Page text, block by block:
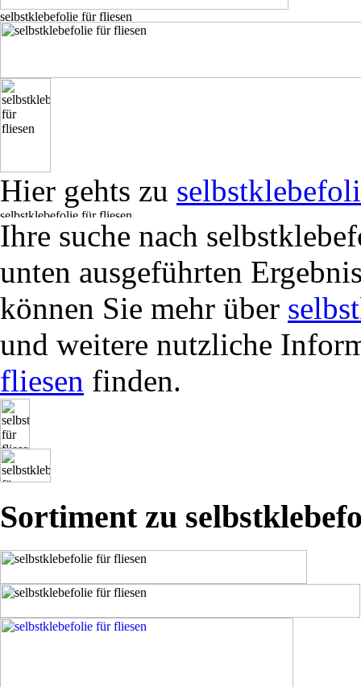
Hier gehts zu
Ihre suche nach
unten ausgeführten
können Sie mehr über
und weitere nutzliche
fliesen finden.
Sortiment zu